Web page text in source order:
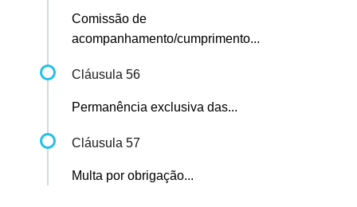
Comissão de
acompanhamento/cumprimento...
Cláusula 56
Permanência exclusiva das...
Cláusula 57
Multa por obrigação...